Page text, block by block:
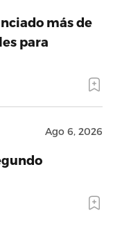
más de
para
Ago 6, 2026